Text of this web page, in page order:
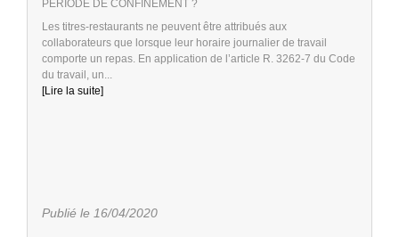
PÉRIODE DE CONFINEMENT ?
Les titres-restaurants ne peuvent être attribués aux
collaborateurs que lorsque leur horaire journalier de travail
comporte un repas. En application de l’article R. 3262-7 du Code
du travail, un...
[Lire la suite]
Publié le 16/04/2020